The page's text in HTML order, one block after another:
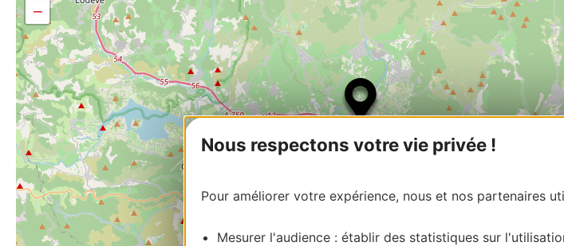
Nous respectons votre vie privée !
Pour améliorer votre expérience, nous et nos partenaires
Mesurer l'audience : établir des statistiques sur
−